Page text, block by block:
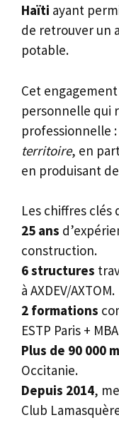
Haïti ayant
de retrouver un
potable.
Cet
personnelle qui
professionnelle :
territoire, en
en produisant
Les chiffres clés
25 ans
construction.
6 structures
à AXDEV/AXTOM.
2 formations
ESTP Paris +
Plus de 90 000
Occitanie.
Depuis 2014,
Club